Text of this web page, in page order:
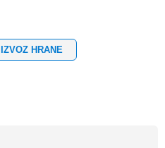
IZVOZ HRANE